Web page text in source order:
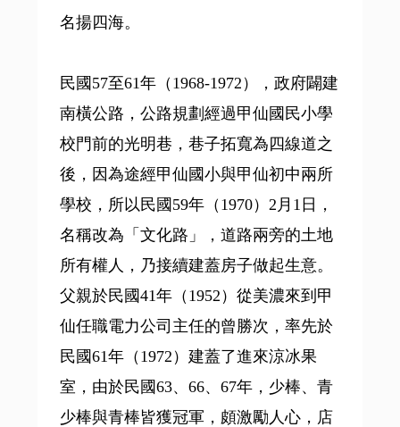
名揚四海。
民國57至61年（1968-1972），政府闢建
南橫公路，公路規劃經過甲仙國民小學
校門前的光明巷，巷子拓寬為四線道之
後，因為途經甲仙國小與甲仙初中兩所
學校，所以民國59年（1970）2月1日，
名稱改為「文化路」，道路兩旁的土地
所有權人，乃接續建蓋房子做起生意。
父親於民國41年（1952）從美濃來到甲
仙任職電力公司主任的曾勝次，率先於
民國61年（1972）建蓋了進來涼冰果
室，由於民國63、66、67年，少棒、青
少棒與青棒皆獲冠軍，頗激勵人心，店